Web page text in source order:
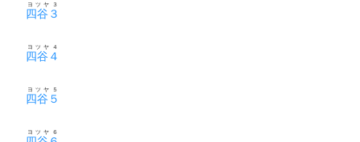
四谷３
ヨツヤ３
四谷４
ヨツヤ４
四谷５
ヨツヤ５
ヨツヤ６